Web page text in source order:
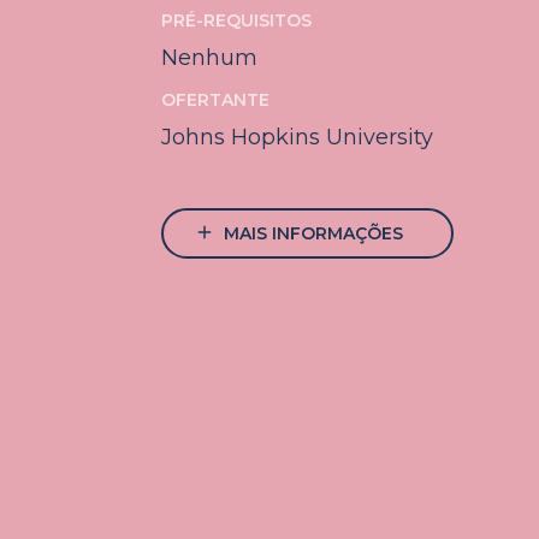
PRÉ-REQUISITOS
Nenhum
OFERTANTE
Johns Hopkins University
add MAIS INFORMAÇÕES